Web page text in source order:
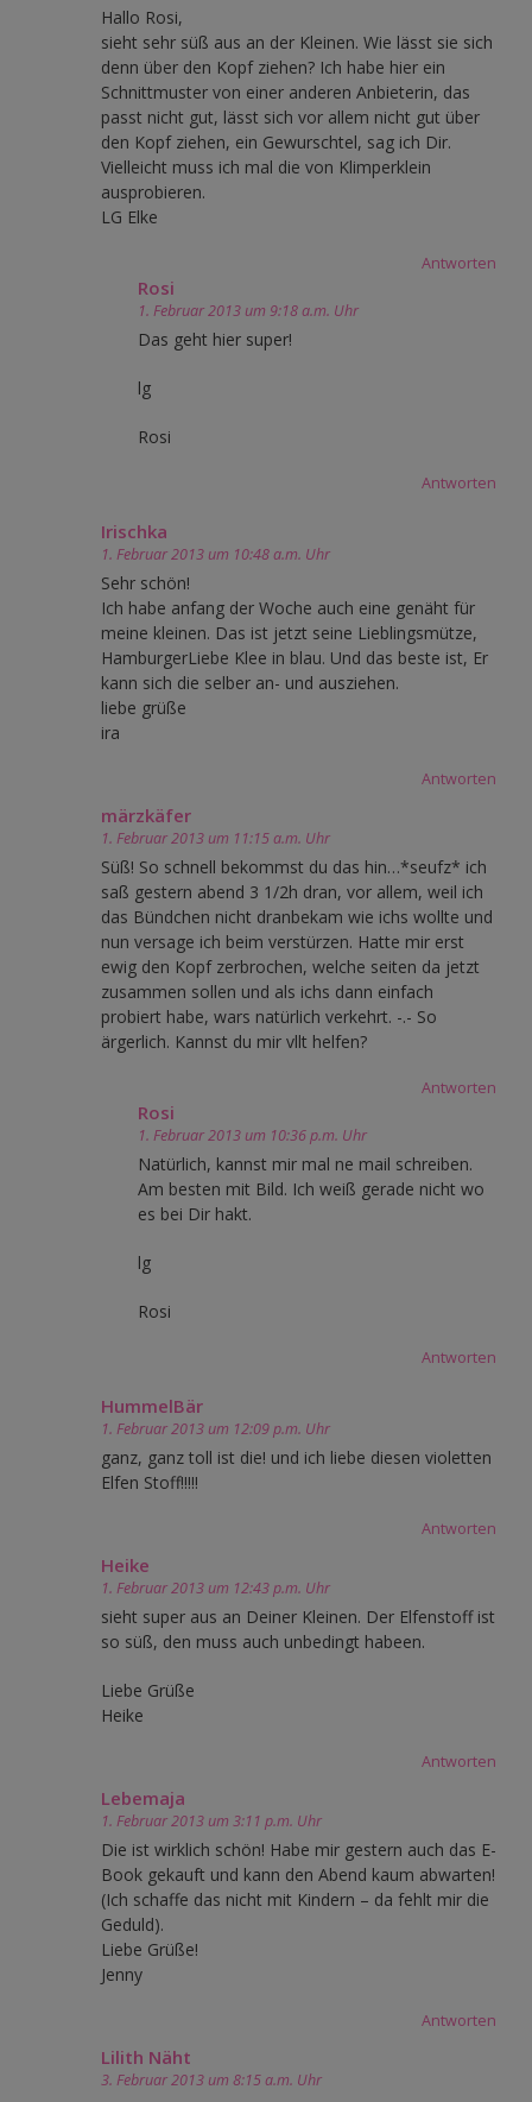
Hallo Rosi,
sieht sehr süß aus an der Kleinen. Wie lässt sie sich
denn über den Kopf ziehen? Ich habe hier ein
Schnittmuster von einer anderen Anbieterin, das
passt nicht gut, lässt sich vor allem nicht gut über
den Kopf ziehen, ein Gewurschtel, sag ich Dir.
Vielleicht muss ich mal die von Klimperklein
ausprobieren.
LG Elke
Antworten
Rosi
1. Februar 2013 um 9:18 a.m. Uhr
Das geht hier super!
lg
Rosi
Antworten
Irischka
1. Februar 2013 um 10:48 a.m. Uhr
Sehr schön!
Ich habe anfang der Woche auch eine genäht für
meine kleinen. Das ist jetzt seine Lieblingsmütze,
HamburgerLiebe Klee in blau. Und das beste ist, Er
kann sich die selber an- und ausziehen.
liebe grüße
ira
Antworten
märzkäfer
1. Februar 2013 um 11:15 a.m. Uhr
Süß! So schnell bekommst du das hin…*seufz* ich
saß gestern abend 3 1/2h dran, vor allem, weil ich
das Bündchen nicht dranbekam wie ichs wollte und
nun versage ich beim verstürzen. Hatte mir erst
ewig den Kopf zerbrochen, welche seiten da jetzt
zusammen sollen und als ichs dann einfach
probiert habe, wars natürlich verkehrt. -.- So
ärgerlich. Kannst du mir vllt helfen?
Antworten
Rosi
1. Februar 2013 um 10:36 p.m. Uhr
Natürlich, kannst mir mal ne mail schreiben.
Am besten mit Bild. Ich weiß gerade nicht wo
es bei Dir hakt.
lg
Rosi
Antworten
HummelBär
1. Februar 2013 um 12:09 p.m. Uhr
ganz, ganz toll ist die! und ich liebe diesen violetten
Elfen Stoff!!!!!
Antworten
Heike
1. Februar 2013 um 12:43 p.m. Uhr
sieht super aus an Deiner Kleinen. Der Elfenstoff ist
so süß, den muss auch unbedingt habeen.
Liebe Grüße
Heike
Antworten
Lebemaja
1. Februar 2013 um 3:11 p.m. Uhr
Die ist wirklich schön! Habe mir gestern auch das E-
Book gekauft und kann den Abend kaum abwarten!
(Ich schaffe das nicht mit Kindern – da fehlt mir die
Geduld).
Liebe Grüße!
Jenny
Antworten
Lilith Näht
3. Februar 2013 um 8:15 a.m. Uhr